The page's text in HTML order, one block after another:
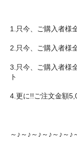
1.只今、ご購入者様
2.只今、ご購入者様
3.只今、ご購入者様
ト
4.更に!!ご注文金額
～♪～♪～♪～♪～♪～♪